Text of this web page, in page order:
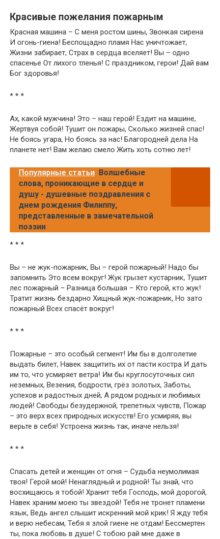
Красивые пожелания пожарным
Красная машина – С меня ростом шины, Звонкая сирена
И огонь-гиена! Беспощадно пламя Нас уничтожает,
Жизни забирает, Страх в сердца вселяет! Вы – одно
спасенье От лихого тленья! С праздником, герои! Дай вам
Бог здоровья!
* * *
Ах, какой мужчина! Это – наш герой! Ездит на машине,
Жертвуя собой! Тушит он пожары, Сколько жизней спас!
Не боясь угара, Но боясь за нас! Благородней дела На
планете нет! Вам желаю смело Жить хоть сотню лет!
Популярные статьи Волшебные
слова, проникающие в сердце и
душу - душевные поздравления с
днем рождения Филиппу,
представленные в замечательной
поэзии
* * *
Вы – не жук-пожарник, Вы – герой пожарный! Надо бы
запомнить Это всем вокруг! Жук грызет кустарник, Тушит
лес пожарный – Разница большая – Кто герой, кто жук!
Тратит жизнь бездарно Хищный жук-пожарник, Но зато
пожарный Всех спасёт вокруг!
* * *
Пожарные – это особый сегмент! Им бы в долголетие
выдать билет, Навек защитить их от пасти костра И дать
им то, что усмиряет ветра! Им бы круглосуточных сил
неземных, Везения, бодрости, грёз золотых, Заботы,
успехов и радостных дней, А рядом родных и любимых
людей! Свободы безудержной, трепетных чувств, Пожар
– это верх всех природных искусств! Его усмиряя, вы
верьте в себя! Устроена жизнь так, иначе нельзя!
* * *
Спасать детей и женщин от огня – Судьба неумолимая
твоя! Герой мой! Ненаглядный и родной! Ты знай, что
восхищаюсь я тобой! Хранит тебя Господь, мой дорогой,
Навек храним моею ты звездой! Тебя не тронет пламени
язык, Ведь ангел слышит искренний мой крик! Я жду тебя
и верю небесам, Тебя я злой гиене не отдам! Бессмертен
ты, пока любовь в душе! С тобою рай мне даже в